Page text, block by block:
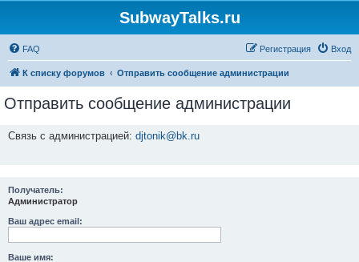
SubwayTalks.ru
FAQ Вход
Регистрация
К списку форумов Отправить сообщение администрации
Отправить сообщение администрации
Связь с администрацией: djtonik@bk.ru
Получатель:
Администратор
Ваш адрес email:
Ваше имя: